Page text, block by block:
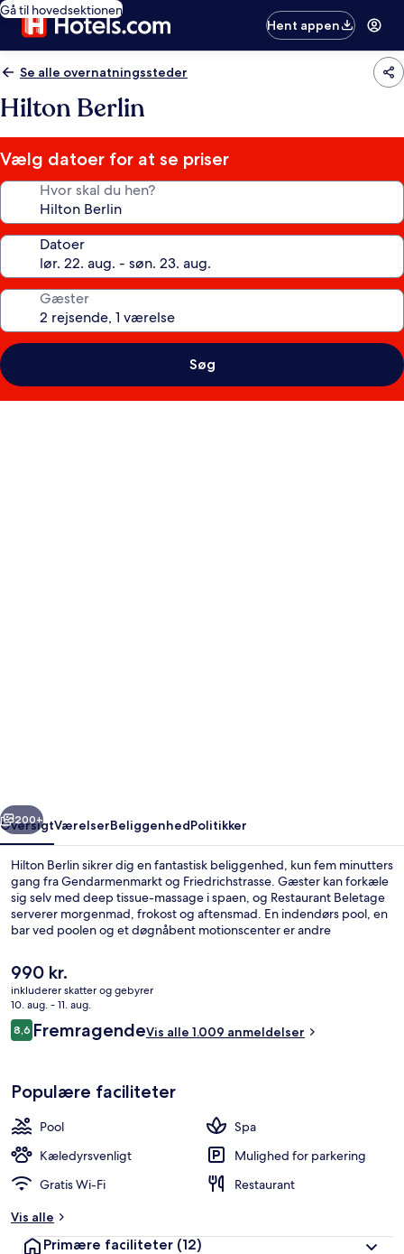
Gå til hovedsektionen
Hent appen
Se alle overnatningssteder
Hilton Berlin
Vælg datoer for at se priser
Hvor skal du hen?
Datoer
Gæster
Søg
Næste
200+
OversigtVærelserBeliggenhedPolitikker
Hilton Berlin sikrer dig en fantastisk beliggenhed, kun fem minutters
gang fra Gendarmenmarkt og Friedrichstrasse. Gæster kan forkæle
sig selv med deep tissue-massage i spaen, og Restaurant Beletage
serverer morgenmad, frokost og aftensmad. En indendørs pool, en
bar ved poolen og et døgnåbent motionscenter er andre
godt at sige om stedets hjælpsomme personale og morgenmad.
Overnatningsstedet ligger kun en kort gåtur fra offentlig transport:
Hausvogteiplatz U-Bahn ligger 3 minutter væk og Stadtmitte U-
Bahn-station ligger 4 minutter derfra.
Den
nuværende
pris
er
990 kr.
990 kr.
inkluderer skatter og gebyrer
10. aug. - 11. aug.
Anmeldelser
8,68,6 ud af 10.
FremragendeVis alle 1.009 anmeldelser
Populære faciliteter
Pool
Spa
Kæledyrsvenligt
Mulighed for parkering
Gratis Wi-Fi
Restaurant
Vis alle
Primære faciliteter (12)